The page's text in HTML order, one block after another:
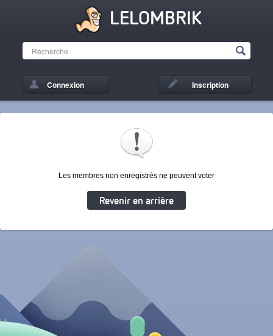
LELOMBRIK
Connexion Inscription
Les membres non enregistrés ne peuvent voter
Revenir en arrière